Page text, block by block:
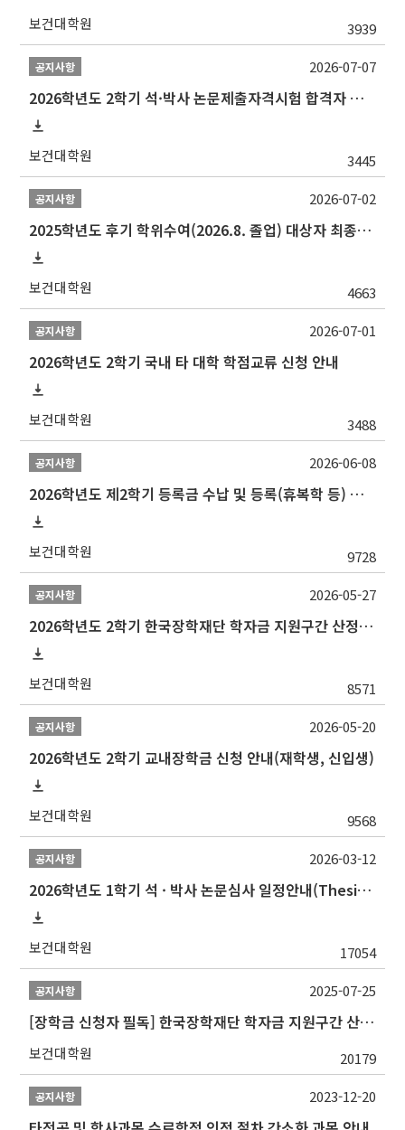
보건대학원 3939
공지사항
2026학년도 2학기 석·박사 논문제출자격시험 합격자 공고(TSQ Exam Result)
보건대학원 3445
2026-07-07
공지사항
2025학년도 후기 학위수여(2026.8. 졸업) 대상자 최종인준 논문 제출 안내
보건대학원 4663
2026-07-02
공지사항
2026학년도 2학기 국내 타 대학 학점교류 신청 안내
보건대학원 3488
2026-07-01
공지사항
2026학년도 제2학기 등록금 수납 및 등록(휴복학 등) 일정 안내
보건대학원 9728
2026-06-08
공지사항
2026학년도 2학기 한국장학재단 학자금 지원구간 산정 신청 안내
보건대학원 8571
2026-05-27
공지사항
2026학년도 2학기 교내장학금 신청 안내(재학생, 신입생)
보건대학원 9568
2026-05-20
공지사항
2026학년도 1학기 석 · 박사 논문심사 일정안내(Thesis Defense Schedules)
보건대학원 17054
2026-03-12
공지사항
[장학금 신청자 필독] 한국장학재단 학자금 지원구간 산정 권고
보건대학원 20179
2025-07-25
공지사항 2023-12-20